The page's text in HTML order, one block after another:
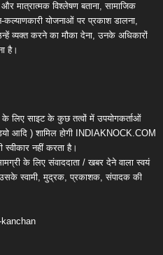
मात्रात्मक विश्लेषण बताना, सामाजिक
योजनाओं पर प्रकाश डालना,
व्यक्त करने का मौका देना, उनके अधिकारों
है।
के लिए साइट के कुछ तत्वों में उपयोगकर्ताओं
आदि ) शामिल होगी INDIAKNOCK.COM
स्वीकार नहीं करता है।
के लिए संवाददाता / खबर देने वाला स्वयं
उसके स्वामी, मुद्रक, प्रकाशक, संपादक की